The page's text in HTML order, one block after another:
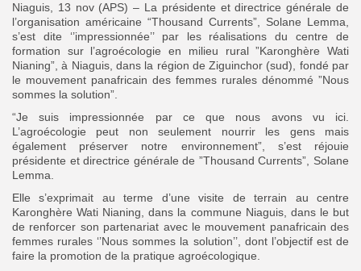
Niaguis, 13 nov (APS) – La présidente et directrice générale de
l’organisation américaine “Thousand Currents”, Solane Lemma,
s’est dite ‘’impressionnée’’ par les réalisations du centre de
formation sur l’agroécologie en milieu rural ”Karonghère Wati
Nianing”, à Niaguis, dans la région de Ziguinchor (sud), fondé par
le mouvement panafricain des femmes rurales dénommé ”Nous
sommes la solution”.
“Je suis impressionnée par ce que nous avons vu ici.
L’agroécologie peut non seulement nourrir les gens mais
également préserver notre environnement”, s’est réjouie
présidente et directrice générale de ”Thousand Currents”, Solane
Lemma.
Elle s’exprimait au terme d’une visite de terrain au centre
Karonghère Wati Nianing, dans la commune Niaguis, dans le but
de renforcer son partenariat avec le mouvement panafricain des
femmes rurales ‘’Nous sommes la solution’’, dont l’objectif est de
faire la promotion de la pratique agroécologique.